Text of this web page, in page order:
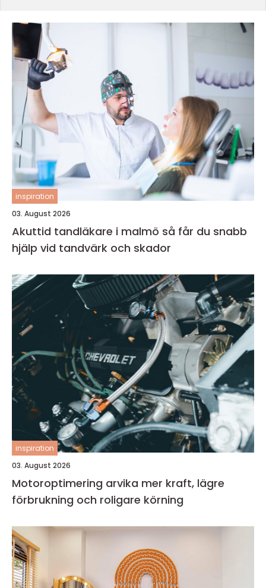
inspiration
03. August 2026
Akuttid tandläkare i malmö så får du snabb
hjälp vid tandvärk och skador
inspiration
03. August 2026
Motoroptimering arvika mer kraft, lägre
förbrukning och roligare körning